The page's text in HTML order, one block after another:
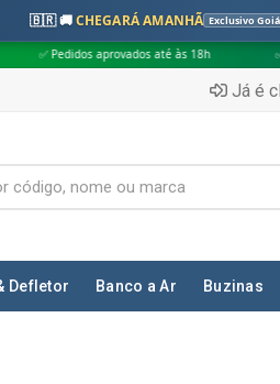
🇧🇷 🚚CHEGARÁ AMANHÃ Exclusivo
aprovados até às 18h ✅ Apenas
Já é
Defletor Banco a Ar Buzinas